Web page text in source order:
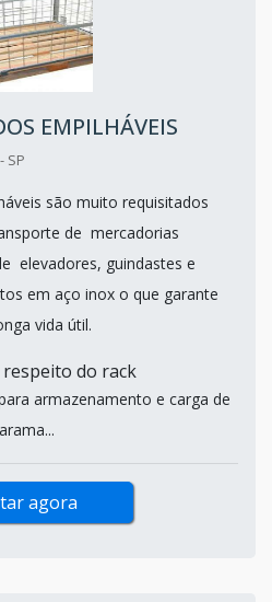
EMPILHÁVEIS
SP
são muito requisitados
de mercadorias
elevadores, guindastes e
em aço inox o que garante
vida útil.
do rack
armazenamento e carga de
agora